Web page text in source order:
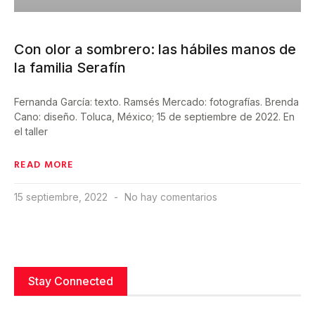
Con olor a sombrero: las hábiles manos de
la familia Serafín
Fernanda García: texto. Ramsés Mercado: fotografías. Brenda
Cano: diseño. Toluca, México; 15 de septiembre de 2022. En
el taller
READ MORE
15 septiembre, 2022 No hay comentarios
Stay Connected